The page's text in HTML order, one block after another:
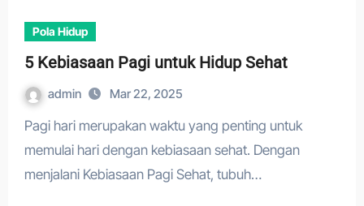
Pola Hidup
5 Kebiasaan Pagi untuk Hidup Sehat
admin Mar 22, 2025
Pagi hari merupakan waktu yang penting untuk
memulai hari dengan kebiasaan sehat. Dengan
menjalani Kebiasaan Pagi Sehat, tubuh…